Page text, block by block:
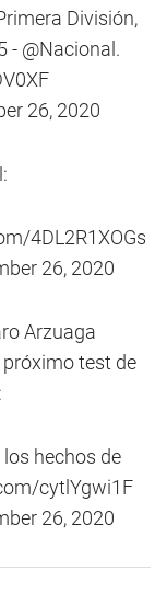
División,
- @Nacional .
26, 2020
4DL2R1XOGs
26, 2020
Arzuaga
test de
los hechos de
cytlYgwi1F
26, 2020